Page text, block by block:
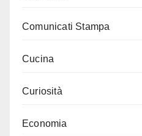
Comunicati Stampa
Cucina
Curiosità
Economia